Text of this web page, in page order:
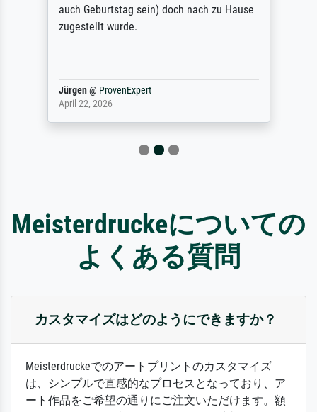
auch Geburtstag sein) doch nach zu Hause
zugestellt wurde.
Jürgen@ ProvenExpert
April 22, 2026
Meisterdruckeについての
よくある質問
カスタマイズはどのようにできますか？
Meisterdruckeでのアートプリントのカスタマイズ
は、シンプルで直感的なプロセスとなっており、ア
ート作品をご希望の通りにご注文いただけます。額